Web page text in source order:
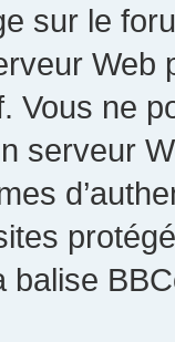
sur le
Web
Vous ne
serveur
balise